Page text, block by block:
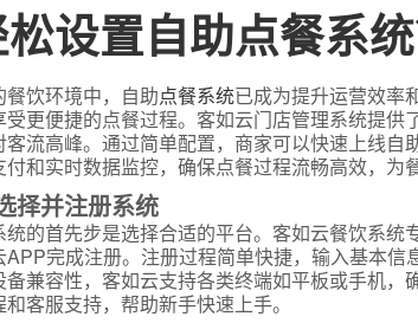
设置自助点餐系
饮环境中，自助点餐系统已成为提升运营效率
更便捷的点餐过程。客如云门店管理系统提
客流高峰。通过简单配置，商家可以快速上线
和实时数据监控，确保点餐过程流畅高效，为
择并注册系统
的首先步是选择合适的平台。客如云餐饮系
完成注册。注册过程简单快捷，输入基本信
备兼容性，客如云支持各类终端如平板或手机
客服支持，帮助新手快速上手。